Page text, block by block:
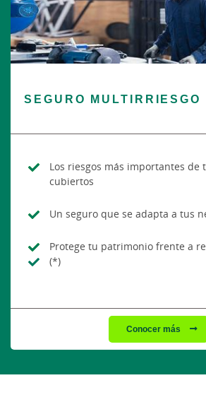
SEGURO
Los riesgos más importantes de
cubiertos
Un seguro que se adapta a tus
Protege tu patrimonio frente a
(*)
Conocer más